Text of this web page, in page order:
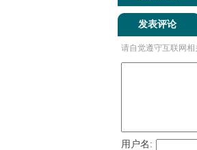
发表评论
请自觉遵守互联网相
用户名: